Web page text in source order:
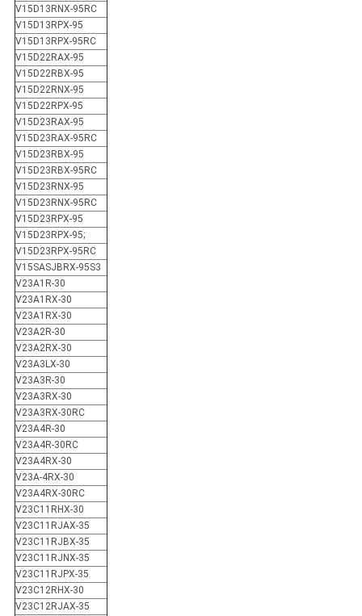
V15D13RNX-95RC
V15D13RPX-95
V15D13RPX-95RC
V15D22RAX-95
V15D22RBX-95
V15D22RNX-95
V15D22RPX-95
V15D23RAX-95
V15D23RAX-95RC
V15D23RBX-95
V15D23RBX-95RC
V15D23RNX-95
V15D23RNX-95RC
V15D23RPX-95
V15D23RPX-95;
V15D23RPX-95RC
V15SASJBRX-95S3
V23A1R-30
V23A1RX-30
V23A1RX-30
V23A2R-30
V23A2RX-30
V23A3LX-30
V23A3R-30
V23A3RX-30
V23A3RX-30RC
V23A4R-30
V23A4R-30RC
V23A4RX-30
V23A-4RX-30
V23A4RX-30RC
V23C11RHX-30
V23C11RJAX-35
V23C11RJBX-35
V23C11RJNX-35
V23C11RJPX-35
V23C12RHX-30
V23C12RJAX-35